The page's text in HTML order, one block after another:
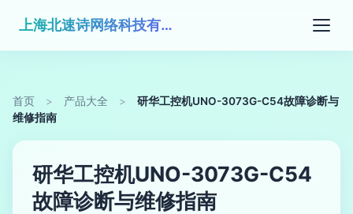
上海北速诗网络科技有限公司
首页 > 产品大全 >
研华工控机UNO-3073G-C54故障诊断与
维修指南
研华工控机UNO-3073G-C54
故障诊断与维修指南